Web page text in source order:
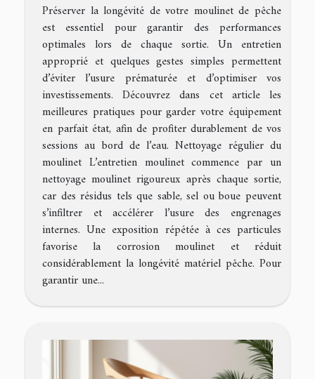
Préserver la longévité de votre moulinet de pêche
est essentiel pour garantir des performances
optimales lors de chaque sortie. Un entretien
approprié et quelques gestes simples permettent
d’éviter l’usure prématurée et d’optimiser vos
investissements. Découvrez dans cet article les
meilleures pratiques pour garder votre équipement
en parfait état, afin de profiter durablement de vos
sessions au bord de l’eau. Nettoyage régulier du
moulinet L’entretien moulinet commence par un
nettoyage moulinet rigoureux après chaque sortie,
car des résidus tels que sable, sel ou boue peuvent
s’infiltrer et accélérer l’usure des engrenages
internes. Une exposition répétée à ces particules
favorise la corrosion moulinet et réduit
considérablement la longévité matériel pêche. Pour
garantir une...